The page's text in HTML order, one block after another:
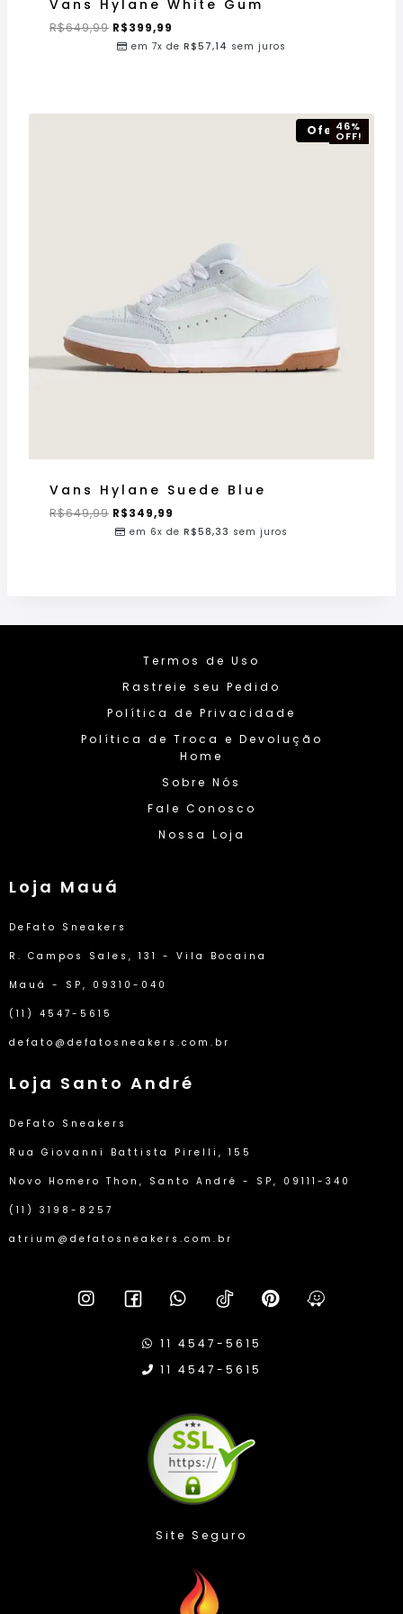
Vans Hylane White Gum
R$649,99 R$399,99
em 7x de R$57,14 sem juros
Oferta!
46%
OFF!
Vans Hylane Suede Blue
R$649,99 R$349,99
em 6x de R$58,33 sem juros
Termos de Uso
Rastreie seu Pedido
Política de Privacidade
Política de Troca e Devolução
Home
Sobre Nós
Fale Conosco
Nossa Loja
Loja Mauá
DeFato Sneakers
R. Campos Sales, 131 - Vila Bocaina
Mauá - SP, 09310-040
(11) 4547-5615
defato@defatosneakers.com.br
Loja Santo André
DeFato Sneakers
Rua Giovanni Battista Pirelli, 155
Novo Homero Thon, Santo André - SP, 09111-340
(11) 3198-8257
atrium@defatosneakers.com.br
11 4547-5615
11 4547-5615
Site Seguro